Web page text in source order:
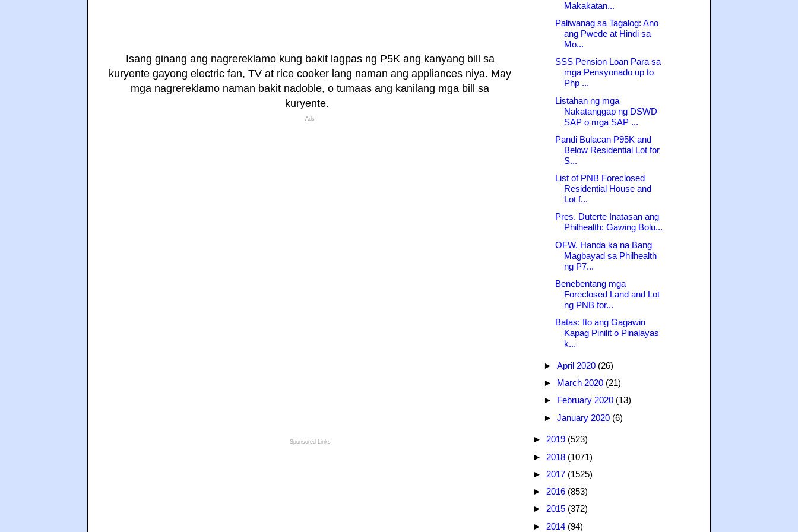
Isang ginang ang nagrereklamo kung bakit lagpas ng P5K ang kanyang bill sa
kuryente gayong electric fan, TV at rice cooker lang naman ang appliances niya. May
mga nagrereklamo naman bakit nadoble, o tumaas ang kanilang mga bill sa
kuryente.
Ads
Sponsored Links
Makakatan...
Paliwanag sa Tagalog: Ano
ang Pwede at Hindi sa
Mo...
SSS Pension Loan Para sa
mga Pensyonado up to
Php ...
Listahan ng mga
Nakatanggap ng DSWD
SAP o mga SAP ...
Pandi Bulacan P95K and
Below Residential Lot for
S...
List of PNB Foreclosed
Residential House and
Lot f...
Pres. Duterte Inatasan ang
Philhealth: Gawing Bolu...
OFW, Handa ka na Bang
Magbayad sa Philhealth
ng P7...
Benebentang mga
Foreclosed Land and Lot
ng PNB for...
Batas: Ito ang Gagawin
Kapag Pinilit o Pinalayas
k...
► April 2020 (26)
► March 2020 (21)
►
February 2020 (13)
► January 2020 (6)
► 2019 (523)
► 2018 (1071)
► 2017 (1525)
► 2016 (853)
► 2015 (372)
► 2014 (94)